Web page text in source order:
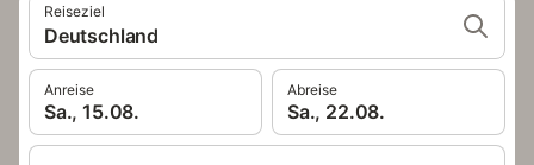
Reiseziel
Deutschland
Anreise
Sa., 15.08.
Abreise
Sa., 22.08.